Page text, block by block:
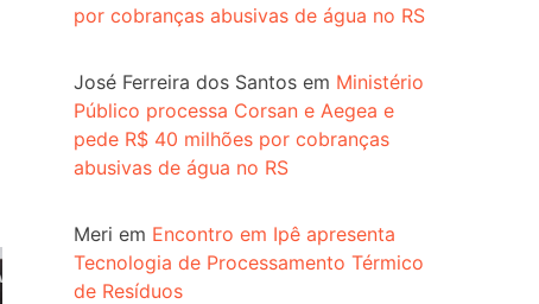
por cobranças abusivas de água no RS
José Ferreira dos Santos em Ministério
Público processa Corsan e Aegea e
pede R$ 40 milhões por cobranças
abusivas de água no RS
Meri em Encontro em Ipê apresenta
Tecnologia de Processamento Térmico
de Resíduos